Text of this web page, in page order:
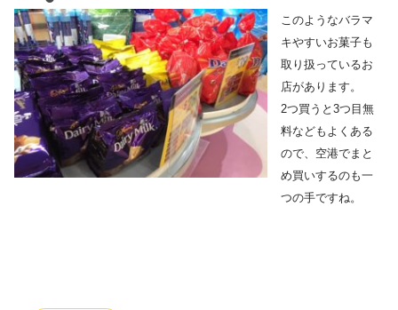
このようなバラマ
キやすいお菓子も
取り扱っているお
店があります。
2つ買うと3つ目無
料などもよくある
ので、空港でまと
め買いするのも一
つの手ですね。